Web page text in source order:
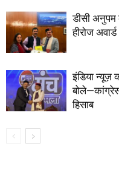
डीसी अनुपम
हीरोज
इंडिया न्यूज़
बोले—कांग्रेस
हिसाब